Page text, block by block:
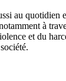
au quotidien
à
et du